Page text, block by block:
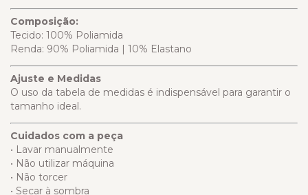
Composição:
Tecido: 100% Poliamida
Renda: 90% Poliamida | 10% Elastano
Ajuste e Medidas
O uso da tabela de medidas é indispensável para garantir o
tamanho ideal.
Cuidados com a peça
• Lavar manualmente
• Não utilizar máquina
• Não torcer
• Secar à sombra